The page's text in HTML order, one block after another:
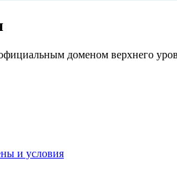
доменом верхнего
и условия